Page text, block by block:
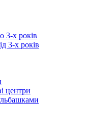
3-х років
3-х років
центри